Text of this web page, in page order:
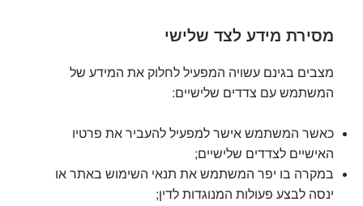
מסירת מידע לצד שלישי
מצבים בגינם עשויה המפעיל לחלוק את המידע של
המשתמש עם צדדים שלישיים:
כאשר המשתמש אישר למפעיל להעביר את פרטיו
האישיים לצדדים שלישיים;
במקרה בו יפר המשתמש את תנאי השימוש באתר או
ינסה לבצע פעולות המנוגדות לדין;